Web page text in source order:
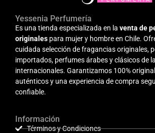
Yessenia Perfumería
Es una tienda especializada en la venta de
originales para mujer y hombre en Chile.
cuidada selección de fragancias originales,
importados, perfumes árabes y clásicos de
internacionales. Garantizamos 100%
auténticos y una experiencia de compra
confiable.
Información
Términos y Condiciones